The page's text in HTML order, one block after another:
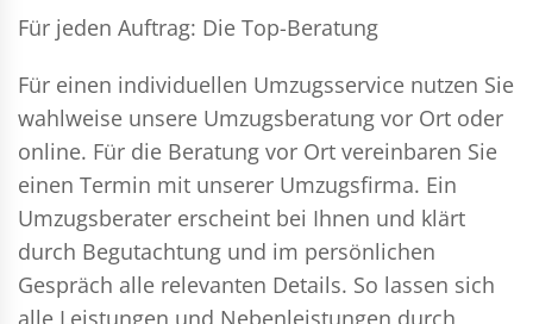
Für jeden Auftrag: Die Top-Beratung
Für einen individuellen Umzugsservice nutzen Sie
wahlweise unsere Umzugsberatung vor Ort oder
online. Für die Beratung vor Ort vereinbaren Sie
einen Termin mit unserer Umzugsfirma. Ein
Umzugsberater erscheint bei Ihnen und klärt
durch Begutachtung und im persönlichen
Gespräch alle relevanten Details. So lassen sich
alle Leistungen und Nebenleistungen durch